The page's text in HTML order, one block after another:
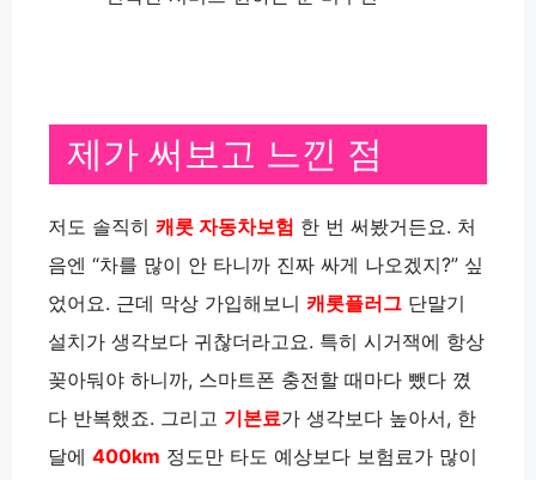
제가 써보고 느낀 점
저도 솔직히 캐롯 자동차보험 한 번 써봤거든요. 처
음엔 “차를 많이 안 타니까 진짜 싸게 나오겠지?” 싶
었어요. 근데 막상 가입해보니 캐롯플러그 단말기
설치가 생각보다 귀찮더라고요. 특히 시거잭에 항상
꽂아둬야 하니까, 스마트폰 충전할 때마다 뺐다 꼈
다 반복했죠. 그리고 기본료가 생각보다 높아서, 한
달에 400km 정도만 타도 예상보다 보험료가 많이